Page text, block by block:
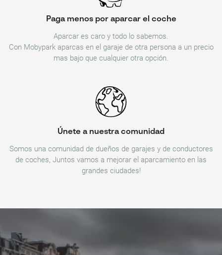
Paga menos por aparcar el coche
Aparcar es caro y todo lo sabemos.
Con Mobypark aparcas en el garaje de otra persona a un precio
mas bajo que cualquier otra opción.
Únete a nuestra comunidad
Somos una comunidad de dueños de garajes y de conductores
de coches, Juntos vamos a mejorar el aparcamiento en las
grandes ciudades!